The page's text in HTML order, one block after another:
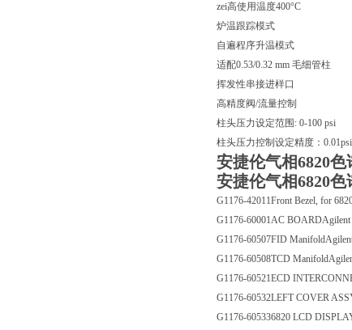
zei高使用温度400°C
炉温跟踪模式
自遍程序升温模式
适配0.53/0.32 mm 毛细管柱
挥发性串接进样口
高精度阀/流量控制
柱头压力设定范围: 0-100 psi
柱头压力控制设定精度：0.01psi
安捷伦气相6820
安捷伦气相6820色
G1176-42011Front Bezel, for
G1176-60001AC BOARDAgilent
G1176-60507FID Manifold
G1176-60508TCD Manifold
G1176-60521ECD
G1176-60532LEFT COVER
G1176-605336820 LCD